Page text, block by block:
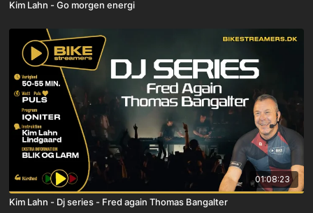
Kim Lahn - Go morgen energi
01:08:23
Kim Lahn - Dj series - Fred again Thomas Bangalter